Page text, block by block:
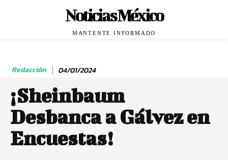
Noticias México
MANTENTE INFORMADO
Redacción 04/01/2024
¡Sheinbaum
Desbanca a Gálvez en
Encuestas!